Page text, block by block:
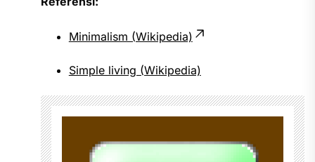
Minimalism (Wikipedia)
Simple living (Wikipedia)